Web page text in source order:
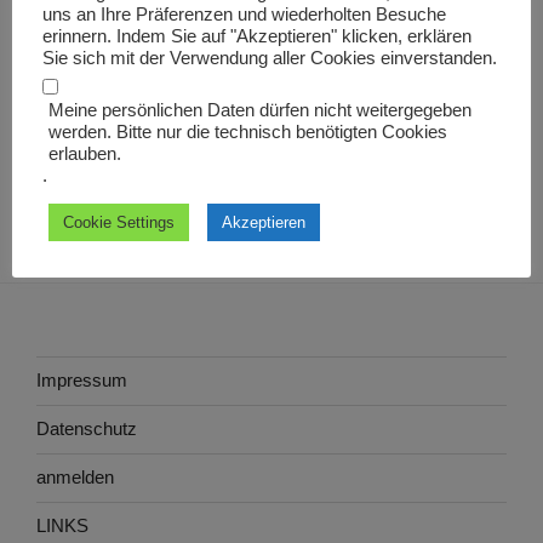
Beitrag
Abbreviation
Impressum
Datenschutz
anmelden
LINKS
uns an Ihre Präferenzen und wiederholten Besuche
erinnern. Indem Sie auf "Akzeptieren" klicken, erklären
Sie sich mit der Verwendung aller Cookies einverstanden.
Meine persönlichen Daten dürfen nicht weitergegeben
werden. Bitte nur die technisch benötigten Cookies
erlauben.
.
Cookie Settings Akzeptieren